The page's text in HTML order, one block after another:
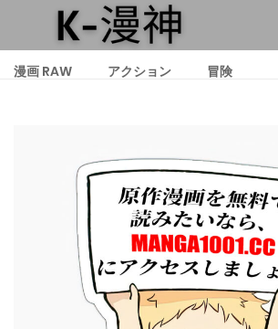
漫画 RAW アクション 冒険